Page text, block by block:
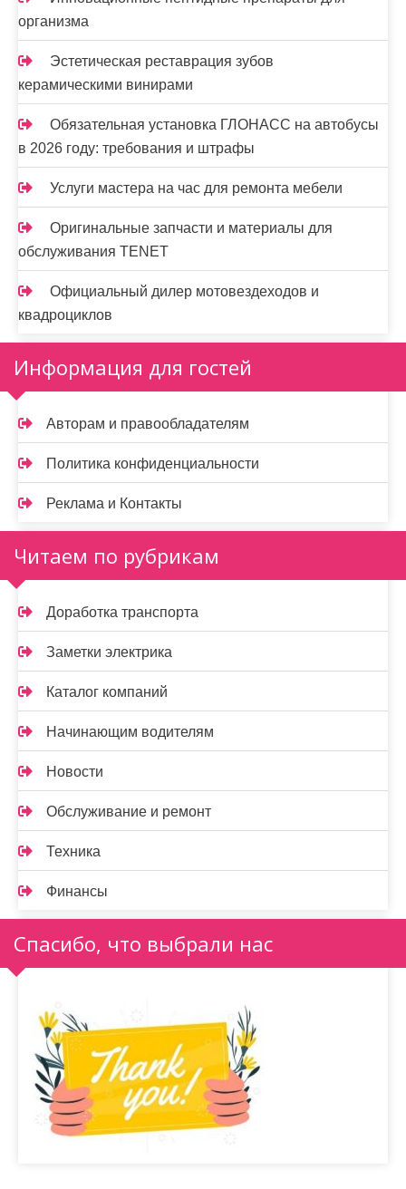
организма
Эстетическая реставрация зубов
керамическими винирами
Обязательная установка ГЛОНАСС на автобусы
в 2026 году: требования и штрафы
Услуги мастера на час для ремонта мебели
Оригинальные запчасти и материалы для
обслуживания TENET
Официальный дилер мотовездеходов и
квадроциклов
Информация для гостей
Авторам и правообладателям
Политика конфиденциальности
Реклама и Контакты
Читаем по рубрикам
Доработка транспорта
Заметки электрика
Каталог компаний
Начинающим водителям
Новости
Обслуживание и ремонт
Техника
Финансы
Спасибо, что выбрали нас